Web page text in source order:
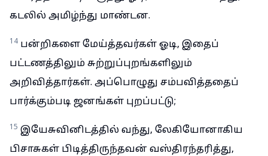
கடலில் அமிழ்ந்து மாண்டன.
14 பன்றிகளை மேய்த்தவர்கள் ஓடி, இதைப்
பட்டணத்திலும் சுற்றுப்புறங்களிலும்
அறிவித்தார்கள். அப்பொழுது சம்பவித்ததைப்
பார்க்கும்படி ஜனங்கள் புறப்பட்டு;
15 இயேசுவினிடத்தில் வந்து, லேகியோனாகிய
பிசாசுகள் பிடித்திருந்தவன் வஸ்திரந்தரித்து,